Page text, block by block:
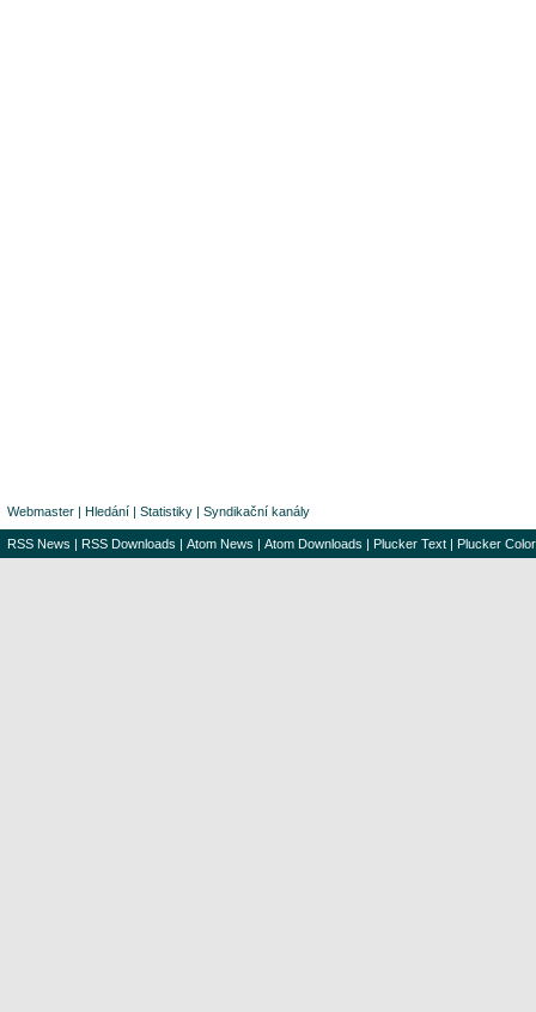
Webmaster | Hledání | Statistiky | Syndikační kanály
RSS News | RSS Downloads | Atom News | Atom Downloads | Plucker Text | Plucker Color